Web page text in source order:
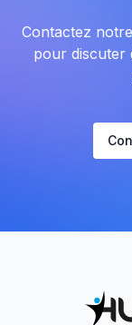
Contactez
pour discuter